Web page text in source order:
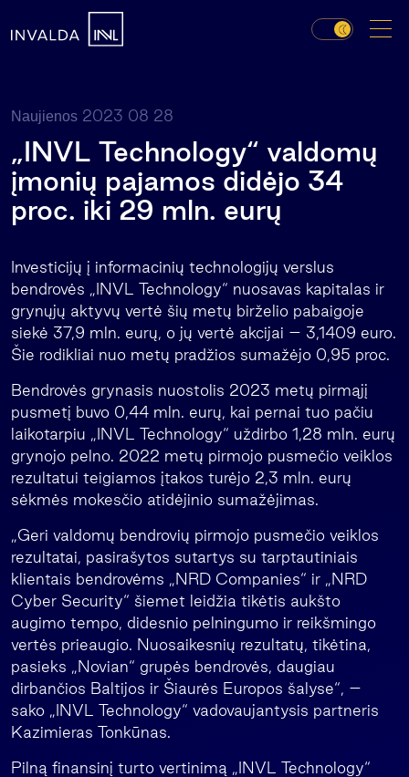
Naujienos 2023 08 28
„INVL Technology“ valdomų
įmonių pajamos didėjo 34
proc. iki 29 mln. eurų
Investicijų į informacinių technologijų verslus
bendrovės „INVL Technology“ nuosavas kapitalas ir
grynųjų aktyvų vertė šių metų birželio pabaigoje
siekė 37,9 mln. eurų, o jų vertė akcijai – 3,1409 euro.
Šie rodikliai nuo metų pradžios sumažėjo 0,95 proc.
Bendrovės grynasis nuostolis 2023 metų pirmąjį
pusmetį buvo 0,44 mln. eurų, kai pernai tuo pačiu
laikotarpiu „INVL Technology“ uždirbo 1,28 mln. eurų
grynojo pelno. 2022 metų pirmojo pusmečio veiklos
rezultatui teigiamos įtakos turėjo 2,3 mln. eurų
sėkmės mokesčio atidėjinio sumažėjimas.
„Geri valdomų bendrovių pirmojo pusmečio veiklos
rezultatai, pasirašytos sutartys su tarptautiniais
klientais bendrovėms „NRD Companies“ ir „NRD
Cyber Security“ šiemet leidžia tikėtis aukšto
augimo tempo, didesnio pelningumo ir reikšmingo
vertės prieaugio. Nuosaikesnių rezultatų, tikėtina,
pasieks „Novian“ grupės bendrovės, daugiau
dirbančios Baltijos ir Šiaurės Europos šalyse“, –
sako „INVL Technology“ vadovaujantysis partneris
Kazimieras Tonkūnas.
Pilną finansinį turto vertinimą „INVL Technology“